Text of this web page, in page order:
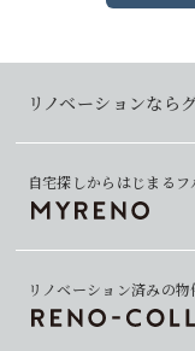
リノベーションなら
自宅探しからはじまる
リノベーション済みの